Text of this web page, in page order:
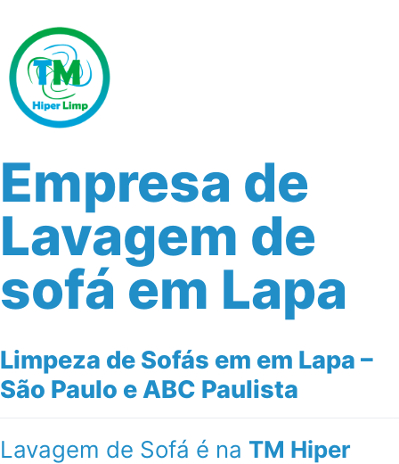
Empresa de
Lavagem de
sofá em Lapa
Limpeza de Sofás em em Lapa –
São Paulo e ABC Paulista
Lavagem de Sofá é na TM Hiper